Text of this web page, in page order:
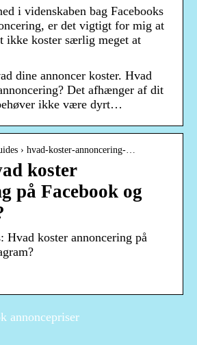
i videnskaben bag Facebooks
er det vigtigt for mig at
ikke koster særlig meget at
dine annoncer koster. Hvad
Det afhænger af dit
ikke være dyrt…
› hvad-koster-annoncering-…
koster
på Facebook og
Hvad koster annoncering på
annoncepriser